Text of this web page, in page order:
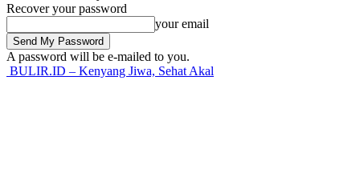
Recover your password
your email
A password will be e-mailed to you.
BULIR.ID – Kenyang Jiwa, Sehat Akal